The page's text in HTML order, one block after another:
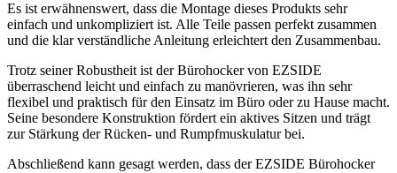
Es ist erwähnenswert, dass die Montage dieses Produkts sehr
einfach und unkompliziert ist. Alle Teile passen perfekt zusammen
und die klar verständliche Anleitung erleichtert den Zusammenbau.
Trotz seiner Robustheit ist der Bürohocker von EZSIDE
überraschend leicht und einfach zu manövrieren, was ihn sehr
flexibel und praktisch für den Einsatz im Büro oder zu Hause macht.
Seine besondere Konstruktion fördert ein aktives Sitzen und trägt
zur Stärkung der Rücken- und Rumpfmuskulatur bei.
Abschließend kann gesagt werden, dass der EZSIDE Bürohocker